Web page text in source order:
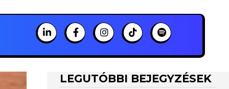
LEGUTÓBBI BEJEGYZÉSEK